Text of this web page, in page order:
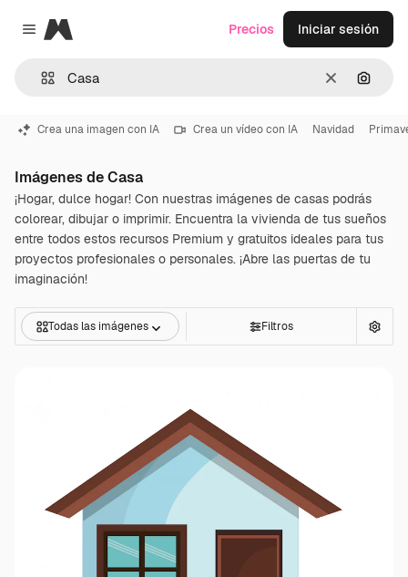
Close menu
Magnific
Borrar
Precios Iniciar sesión
Crea una imagen con IA Crea un vídeo con IA Navidad
Imágenes de Casa
¡Hogar, dulce hogar! Con nuestras imágenes de casas podrás
colorear, dibujar o imprimir. Encuentra la vivienda de tus sueños
entre todos estos recursos Premium y gratuitos ideales para tus
proyectos profesionales o personales. ¡Abre las puertas de tu
imaginación!
Todas las imágenes Filtros